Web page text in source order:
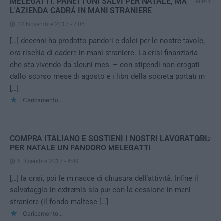
L'AZIENDA CADRÀ IN MANI STRANIERE
12 Novembre 2017 - 2:05
[…] decenni ha prodotto pandori e dolci per le nostre tavole,
ora rischia di cadere in mani straniere. La crisi finanziaria
che sta vivendo da alcuni mesi – con stipendi non erogati
dallo scorso mese di agosto e i libri della società portati in
[…]
Caricamento...
REPLY
COMPRA ITALIANO E SOSTIENI I NOSTRI LAVORATORI:
PER NATALE UN PANDORO MELEGATTI
6 Dicembre 2017 - 4:09
[…] la crisi, poi le minacce di chiusura dell’attività. Infine il
salvataggio in extremis sia pur con la cessione in mani
straniere (il fondo maltese […]
Caricamento...
REPLY